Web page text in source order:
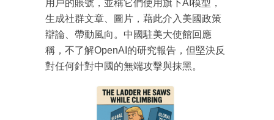
用戶的賬號，並稱它們使用旗下AI模型，
生成社群文章、圖片，藉此介入美國政策
辯論、帶動風向。中國駐美大使館回應
稱，不了解OpenAI的研究報告，但堅決反
對任何針對中國的無端攻擊與抹黑。